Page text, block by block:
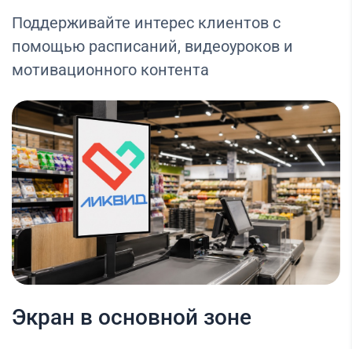
Поддерживайте интерес клиентов с
помощью расписаний, видеоуроков и
мотивационного контента
Экран в основной зоне